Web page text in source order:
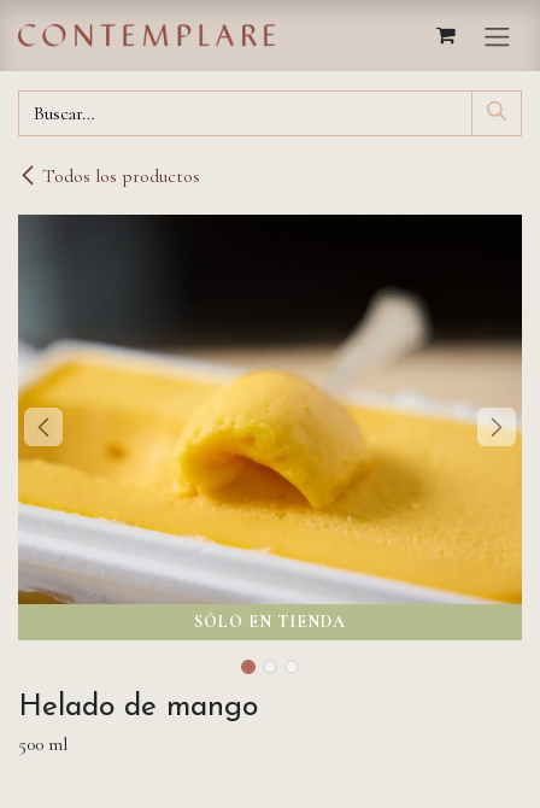
Todos los productos
SÓLO EN TIENDA
Helado de mango
500 ml